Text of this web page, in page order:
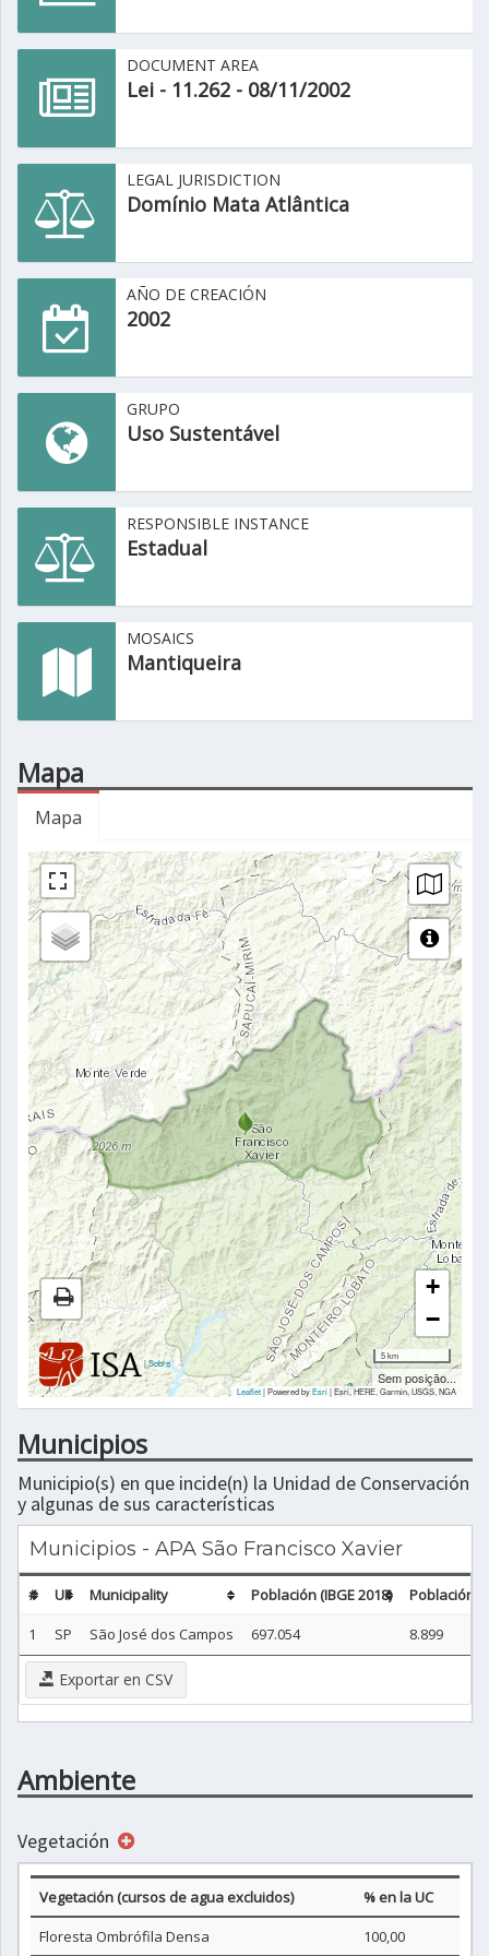
DOCUMENT AREA
Lei - 11.262 - 08/11/2002
LEGAL JURISDICTION
Domínio Mata Atlântica
AÑO DE CREACIÓN
2002
GRUPO
Uso Sustentável
RESPONSIBLE INSTANCE
Estadual
MOSAICS
Mantiqueira
Mapa
Mapa
|Sobre
+
−
5 km
Sem posição...
Leaflet| Powered byEsri|Esri, HERE, Garmin, USGS, NGA
Municipios
Municipio(s) en que incide(n) la Unidad de Conservación
y algunas de sus características
Municipios - APA São Francisco Xavier
# UF Municipality Población (IBGE 2018)
Población
1
SP São José dos Campos 697.054 8.899
Exportar en CSV
Ambiente
Vegetación
Vegetación (cursos de agua excluidos)
% en la UC
Floresta Ombrófila Densa
100,00